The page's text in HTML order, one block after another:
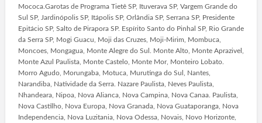
Mococa.Garotas de Programa Tietê SP, Ituverava SP, Vargem Grande do
Sul SP, Jardinópolis SP, Itápolis SP, Orlândia SP, Serrana SP, Presidente
Epitácio SP, Salto de Pirapora SP. Espírito Santo do Pinhal SP, Rio Grande
da Serra SP, Mogi Guacu, Moji das Cruzes, Moji-Mirim, Mombuca,
Moncoes, Mongagua, Monte Alegre do Sul. Monte Alto, Monte Aprazivel,
Monte Azul Paulista, Monte Castelo, Monte Mor, Monteiro Lobato.
Morro Agudo, Morungaba, Motuca, Murutinga do Sul, Nantes,
Narandiba, Natividade da Serra. Nazare Paulista, Neves Paulista,
Nhandeara, Nipoa, Nova Alianca, Nova Campina, Nova Canaa. Paulista,
Nova Castilho, Nova Europa, Nova Granada, Nova Guataporanga, Nova
Independencia, Nova Luzitania, Nova Odessa, Novais, Novo Horizonte,